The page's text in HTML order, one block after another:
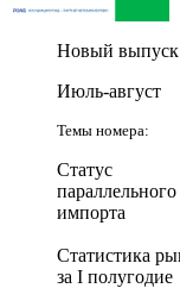
Новый выпуск
Июль-август
Темы номера:
Статус
параллельного
импорта
Статистика
за I полугодие